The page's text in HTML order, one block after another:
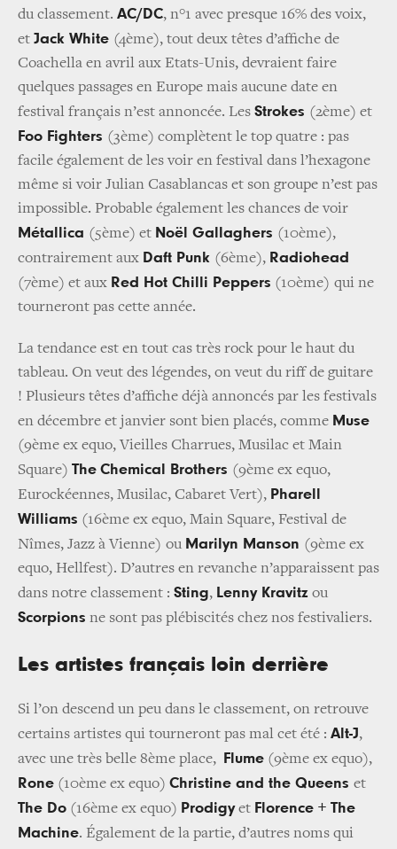
du classement. AC/DC, n°1 avec presque 16% des voix,
et Jack White (4ème), tout deux têtes d’affiche de
Coachella en avril aux Etats-Unis, devraient faire
quelques passages en Europe mais aucune date en
festival français n’est annoncée. Les Strokes (2ème) et
Foo Fighters (3ème) complètent le top quatre : pas
facile également de les voir en festival dans l’hexagone
même si voir Julian Casablancas et son groupe n’est pas
impossible. Probable également les chances de voir
Métallica (5ème) et Noël Gallaghers (10ème),
contrairement aux Daft Punk (6ème), Radiohead
(7ème) et aux Red Hot Chilli Peppers (10ème) qui ne
tourneront pas cette année.
La tendance est en tout cas très rock pour le haut du
tableau. On veut des légendes, on veut du riff de guitare
! Plusieurs têtes d’affiche déjà annoncés par les festivals
en décembre et janvier sont bien placés, comme Muse
(9ème ex equo, Vieilles Charrues, Musilac et Main
Square) The Chemical Brothers (9ème ex equo,
Eurockéennes, Musilac, Cabaret Vert), Pharell
Williams (16ème ex equo, Main Square, Festival de
Nîmes, Jazz à Vienne) ou Marilyn Manson (9ème ex
equo, Hellfest). D’autres en revanche n’apparaissent pas
dans notre classement : Sting, Lenny Kravitz ou
Scorpions ne sont pas plébiscités chez nos festivaliers.
Les artistes français loin derrière
Si l’on descend un peu dans le classement, on retrouve
certains artistes qui tourneront pas mal cet été : Alt-J,
avec une très belle 8ème place,
Flume (9ème ex equo),
Rone (10ème ex equo) Christine and the Queens et
The Do (16ème ex equo) Prodigyet Florence + The
Machine. Également de la partie, d’autres noms qui